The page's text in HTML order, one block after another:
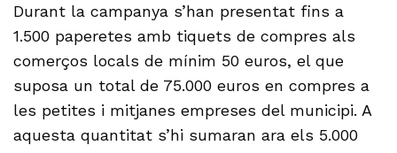
Durant la campanya s’han presentat fins a
1.500 paperetes amb tiquets de compres als
comerços locals de mínim 50 euros, el que
suposa un total de 75.000 euros en compres a
les petites i mitjanes empreses del municipi. A
aquesta quantitat s’hi sumaran ara els 5.000